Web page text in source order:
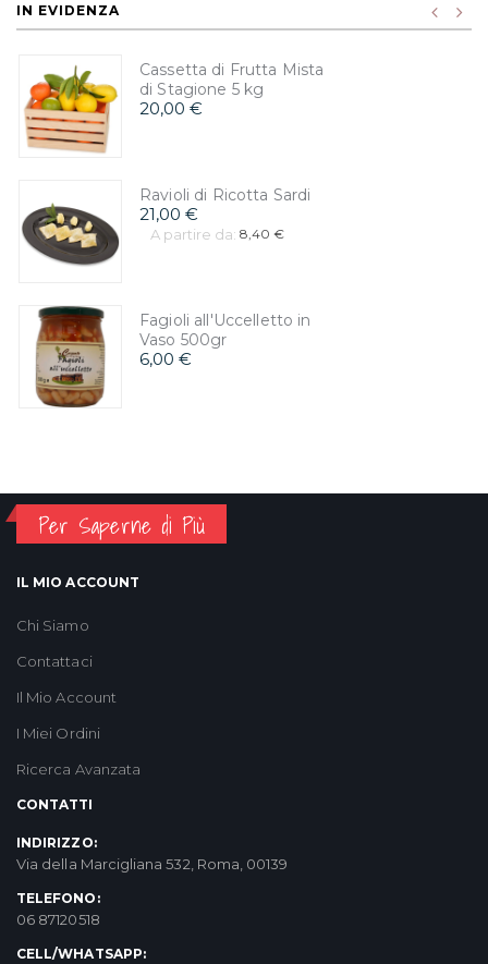
IN EVIDENZA
Cassetta di Frutta Mista
di Stagione 5 kg
20,00 €
Ravioli di Ricotta Sardi
21,00 €
A partire da: 8,40 €
Fagioli all'Uccelletto in
Vaso 500gr
6,00 €
Per Saperne di Più
IL MIO ACCOUNT
Chi Siamo
Contattaci
Il Mio Account
I Miei Ordini
Ricerca Avanzata
CONTATTI
INDIRIZZO:
Via della Marcigliana 532, Roma, 00139
TELEFONO:
06 87120518
CELL/WHATSAPP: